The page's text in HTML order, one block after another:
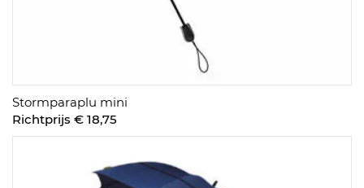
Stormparaplu mini
Richtprijs € 18,75